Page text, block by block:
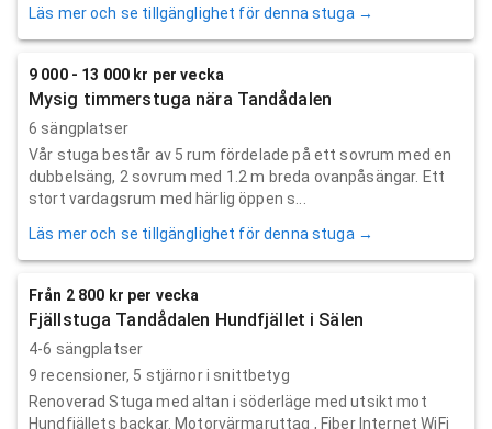
Läs mer och se tillgänglighet för denna stuga →
9 000 - 13 000 kr per vecka
Mysig timmerstuga nära Tandådalen
6 sängplatser
Vår stuga består av 5 rum fördelade på ett sovrum med en
dubbelsäng, 2 sovrum med 1.2 m breda ovanpåsängar. Ett
stort vardagsrum med härlig öppen s...
Läs mer och se tillgänglighet för denna stuga →
Från 2 800 kr per vecka
Fjällstuga Tandådalen Hundfjället i Sälen
4-6 sängplatser
9 recensioner, 5 stjärnor i snittbetyg
Renoverad Stuga med altan i söderläge med utsikt mot
Hundfjällets backar. Motorvärmaruttag , Fiber Internet WiFi